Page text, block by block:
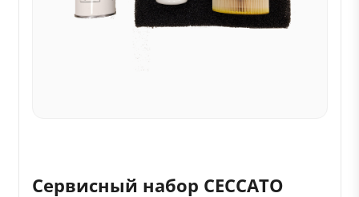
Сервисный набор CECCATO